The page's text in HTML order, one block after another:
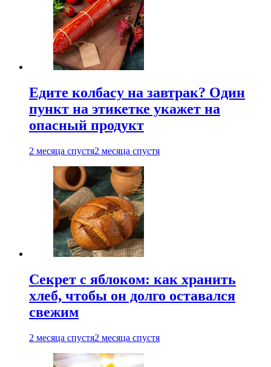
Едите колбасу на завтрак? Один
пункт на этикетке укажет на
опасный продукт
2 месяца спустя2 месяца спустя
Секрет с яблоком: как хранить
хлеб, чтобы он долго оставался
свежим
2 месяца спустя2 месяца спустя